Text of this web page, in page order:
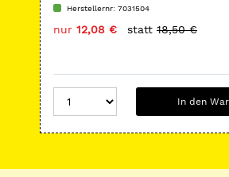
Herstellernr: 7031504
nur 12,08 € statt 18,50 €
In den